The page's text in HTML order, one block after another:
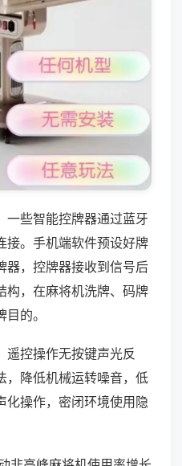
一些智能控牌器通过蓝牙
接。手机端软件预设好牌
器，控牌器接收到信号后
构，在麻将机洗牌、码牌
的。
遥控操作无按键声光反
，降低机械运转噪音，低
化操作，密闭环境使用隐